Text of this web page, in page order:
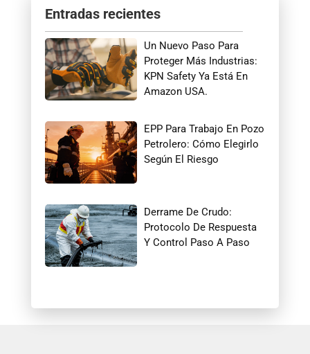
Entradas recientes
Un Nuevo Paso Para
Proteger Más Industrias:
KPN Safety Ya Está En
Amazon USA.
EPP Para Trabajo En Pozo
Petrolero: Cómo Elegirlo
Según El Riesgo
Derrame De Crudo:
Protocolo De Respuesta
Y Control Paso A Paso